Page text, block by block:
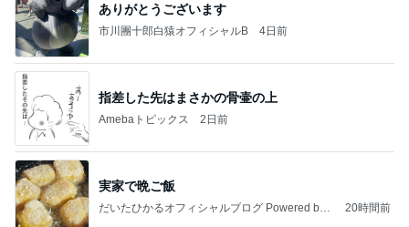
ありがとうございます
市川團十郎白猿オフィシャルB 4日前
指差した先はまさかの骨壷の上
Amebaトピックス 2日前
実家で晩ご飯
だいたひかるオフィシャルブログ Powered by
20時間前